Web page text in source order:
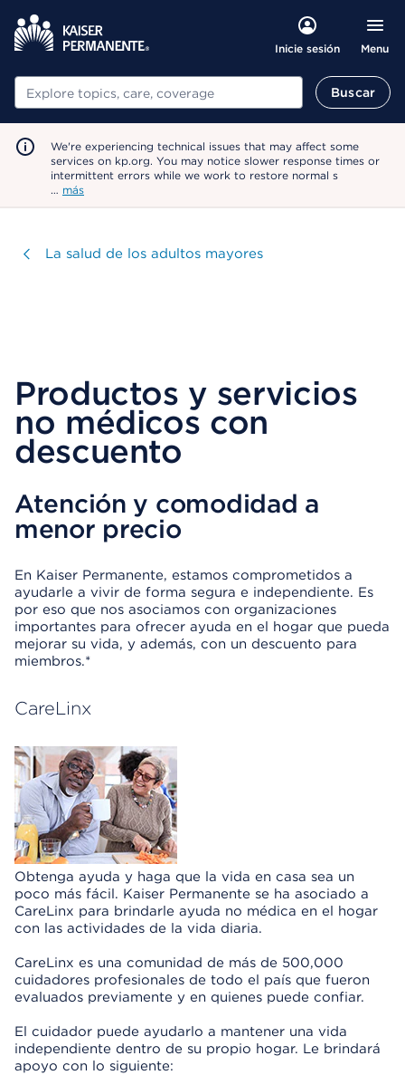
Inicie sesión Menu
Buscar Buscar
We're experiencing technical issues that may affect some
services on kp.org. You may notice slower response times or
intermittent errors while we work to restore normal s
… más
Visitar
La salud de los adultos mayores
Productos y servicios
no médicos con
descuento
Atención y comodidad a
menor precio
En Kaiser Permanente, estamos comprometidos a
ayudarle a vivir de forma segura e independiente. Es
por eso que nos asociamos con organizaciones
importantes para ofrecer ayuda en el hogar que pueda
mejorar su vida, y además, con un descuento para
miembros.*
CareLinx
Obtenga ayuda y haga que la vida en casa sea un
poco más fácil. Kaiser Permanente se ha asociado a
CareLinx para brindarle ayuda no médica en el hogar
con las actividades de la vida diaria.
CareLinx es una comunidad de más de 500,000
cuidadores profesionales de todo el país que fueron
evaluados previamente y en quienes puede confiar.
El cuidador puede ayudarlo a mantener una vida
independiente dentro de su propio hogar. Le brindará
apoyo con lo siguiente: